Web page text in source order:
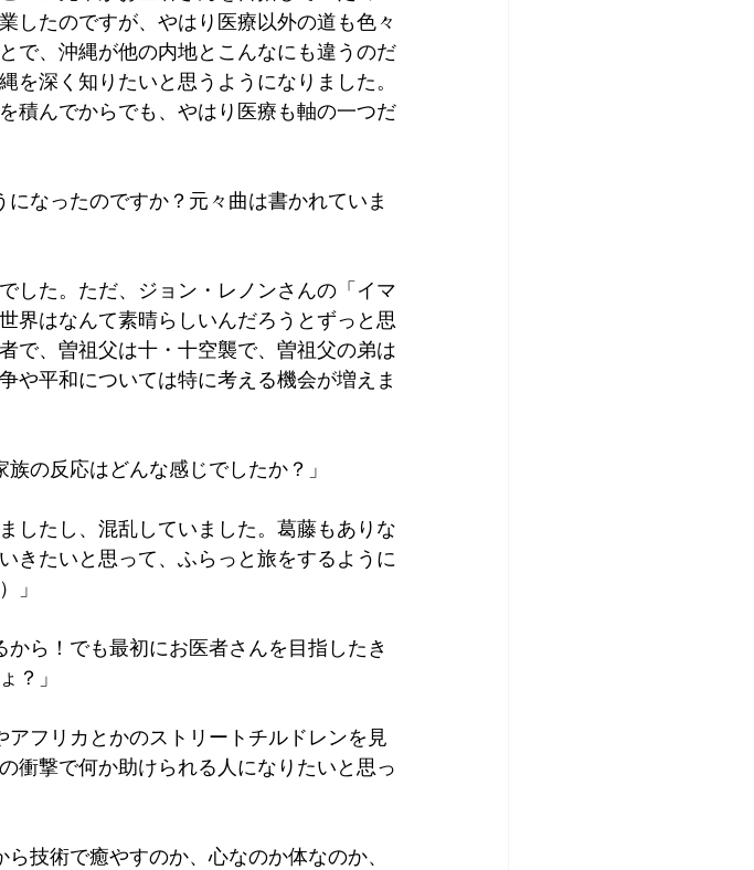
したのですが、やはり医療以外の道も色々
で、沖縄が他の内地とこんなにも違うのだ
を深く知りたいと思うようになりました。
積んでからでも、やはり医療も軸の一つだ
なったのですか？元々曲は書かれていま
した。ただ、ジョン・レノンさんの「イマ
界はなんて素晴らしいんだろうとずっと思
で、曽祖父は十・十空襲で、曽祖父の弟は
や平和については特に考える機会が増えま
の反応はどんな感じでしたか？」
したし、混乱していました。葛藤もありな
きたいと思って、ふらっと旅をするように
」
ら！でも最初にお医者さんを目指したき
？」
フリカとかのストリートチルドレンを見
衝撃で何か助けられる人になりたいと思っ
技術で癒やすのか、心なのか体なのか、